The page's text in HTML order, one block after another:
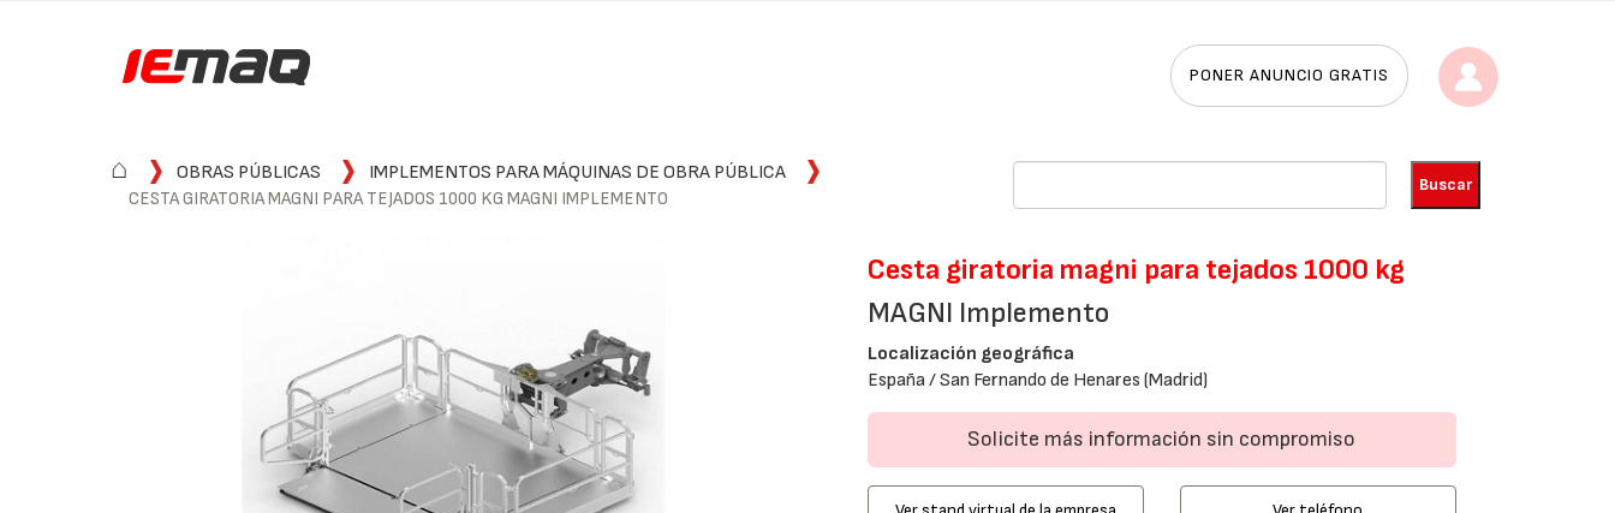
PONER ANUNCIO GRATIS
⌂ OBRAS PÚBLICAS
IMPLEMENTOS PARA MÁQUINAS DE OBRA PÚBLICA
CESTA GIRATORIA MAGNI PARA TEJADOS 1000 KG MAGNI IMPLEMENTO
Cesta giratoria magni para tejados 1000 kg
MAGNI Implemento
Localización geográfica
España / San Fernando de Henares (Madrid)
Solicite más información sin compromiso